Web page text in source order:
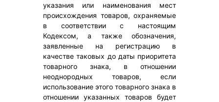
указания или наименования мест
происхождения товаров, охраняемые
в соответствии с настоящим
Кодексом, а также обозначения,
заявленные на регистрацию в
качестве таковых до даты приоритета
товарного знака, в отношении
неоднородных товаров, если
использование этого товарного знака в
отношении указанных товаров будет